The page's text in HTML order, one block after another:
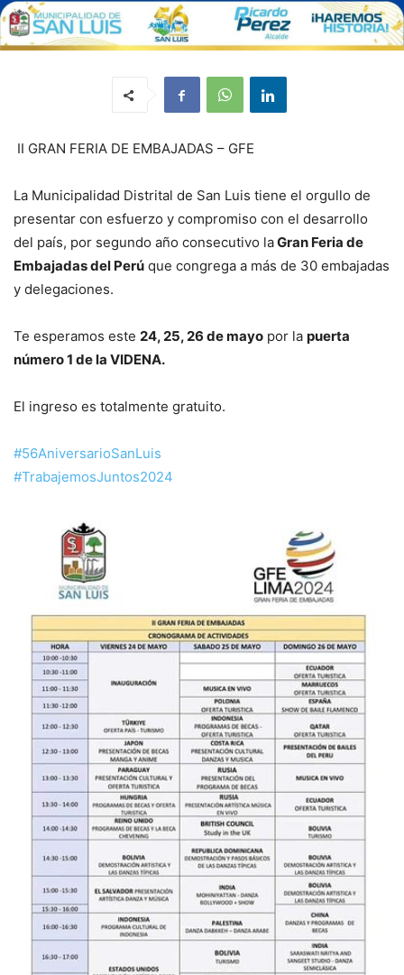
II GRAN FERIA DE EMBAJADAS – GFE
La Municipalidad Distrital de San Luis tiene el orgullo de
presentar con esfuerzo y compromiso con el desarrollo
del país, por segundo año consecutivo laGran Feria de
Embajadas del Perú que congrega a más de 30 embajadas
y delegaciones.
Te esperamos este 24, 25, 26 de mayo por la puerta
número 1 de la VIDENA.
El ingreso es totalmente gratuito.
#56AniversarioSanLuis
#TrabajemosJuntos2024